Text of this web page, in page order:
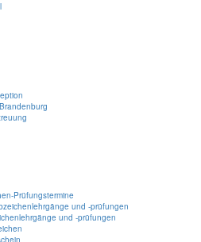
Prüfungstermine
und -prüfungen
und -prüfungen